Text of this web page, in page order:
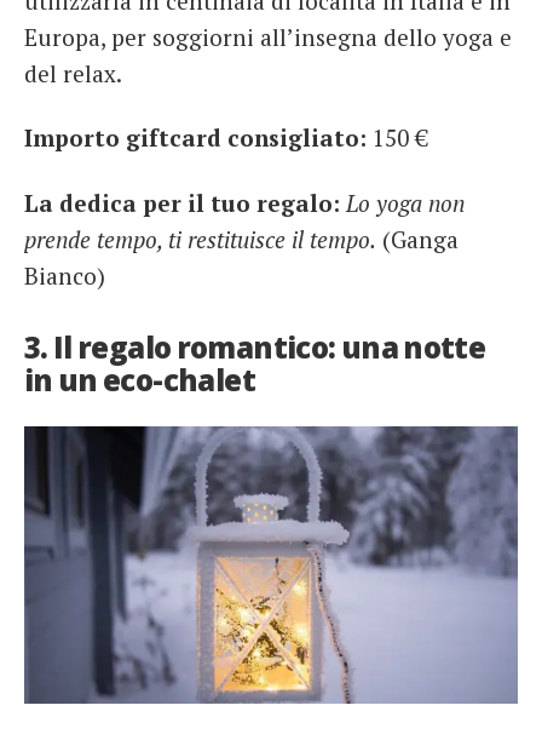
Europa, per soggiorni all’insegna dello yoga e
del relax.
Importo giftcard consigliato: 150 €
La dedica per il tuo regalo:Lo yoga non
prende tempo, ti restituisce il tempo. (Ganga
Bianco)
3. Il regalo romantico: una notte
in un eco-chalet